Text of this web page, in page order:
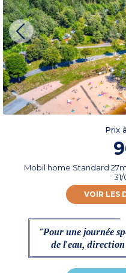
Prix
Mobil home Standard
VOIR LES
"Pour une journée
de l'eau, direction